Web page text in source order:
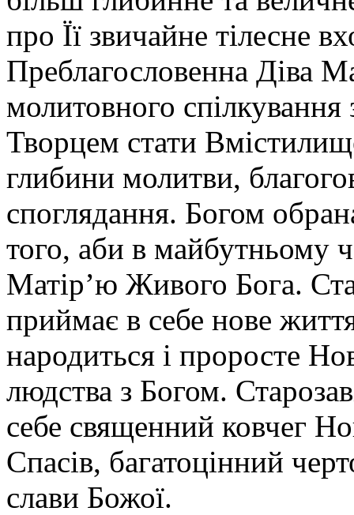
про Її звичайне тілесне
Преблагословенна Діва
молитовного
Творцем стати
глибини молитви,
споглядання. Богом
того, аби в майбутньому
Матір’ю Живого Бога.
приймає в себе нове
народиться і проросте
людства з Богом.
себе священний ковчег
Спасів, багатоцінний
слави Божої.